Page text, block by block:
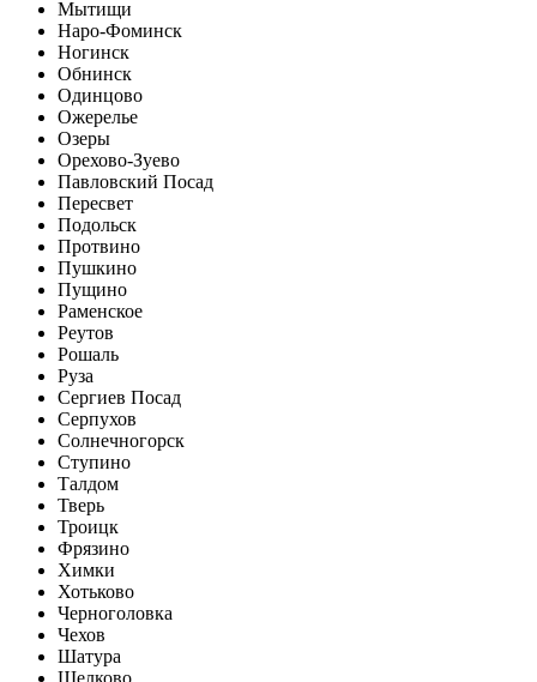
Мытищи
Наро-Фоминск
Ногинск
Обнинск
Одинцово
Ожерелье
Озеры
Орехово-Зуево
Павловский Посад
Пересвет
Подольск
Протвино
Пушкино
Пущино
Раменское
Реутов
Рошаль
Руза
Сергиев Посад
Серпухов
Солнечногорск
Ступино
Талдом
Тверь
Троицк
Фрязино
Химки
Хотьково
Черноголовка
Чехов
Шатура
Щелково